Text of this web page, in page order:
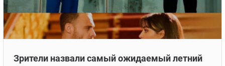
Зрители назвали самый ожидаемый летний